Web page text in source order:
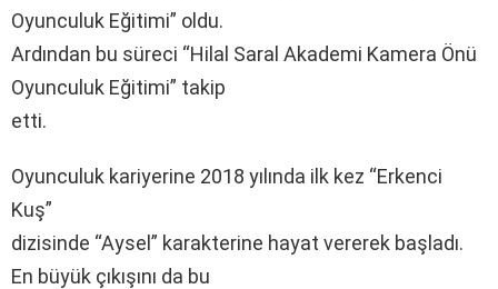
Oyunculuk Eğitimi” oldu.
Ardından bu süreci “Hilal Saral Akademi Kamera Önü
Oyunculuk Eğitimi” takip
etti.
Oyunculuk kariyerine 2018 yılında ilk kez “Erkenci
Kuş”
dizisinde “Aysel” karakterine hayat vererek başladı.
En büyük çıkışını da bu